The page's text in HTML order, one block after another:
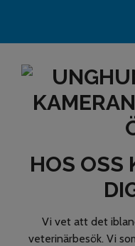
HOS OSS
Vi vet att det
veterinärbesök. Vi